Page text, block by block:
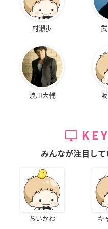
村瀬歩
浪川大輔
みんなが注目し
ちいかわ キ